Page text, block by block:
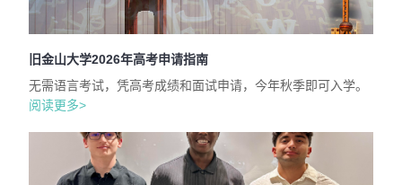
旧金山大学2026年高考申请指南
无需语言考试，凭高考成绩和面试申请，今年秋季即可入学。
阅读更多>